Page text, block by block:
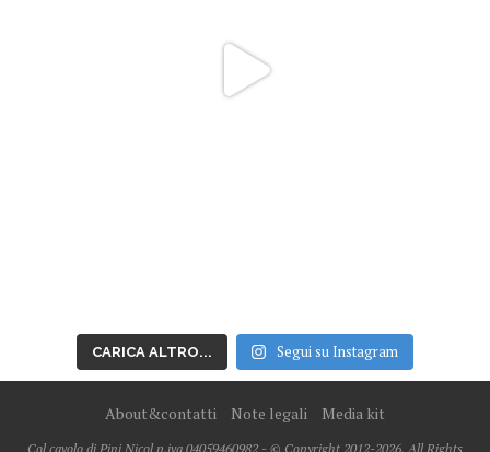
CARICA ALTRO... Segui su Instagram
About&contatti Note legali Media kit
Col cavolo di Pini Nicol p.iva 04059460982 - © Copyright 2012-2026, All Rights